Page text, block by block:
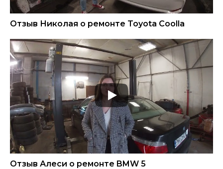
Отзыв Николая о ремонте Toyota Coolla
Отзыв Алеси о ремонте BMW 5